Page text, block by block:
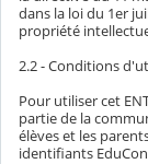
dans la loi du 1er
propriété
2.2 - Conditions
Pour utiliser cet
partie de la
élèves et les
identifiants